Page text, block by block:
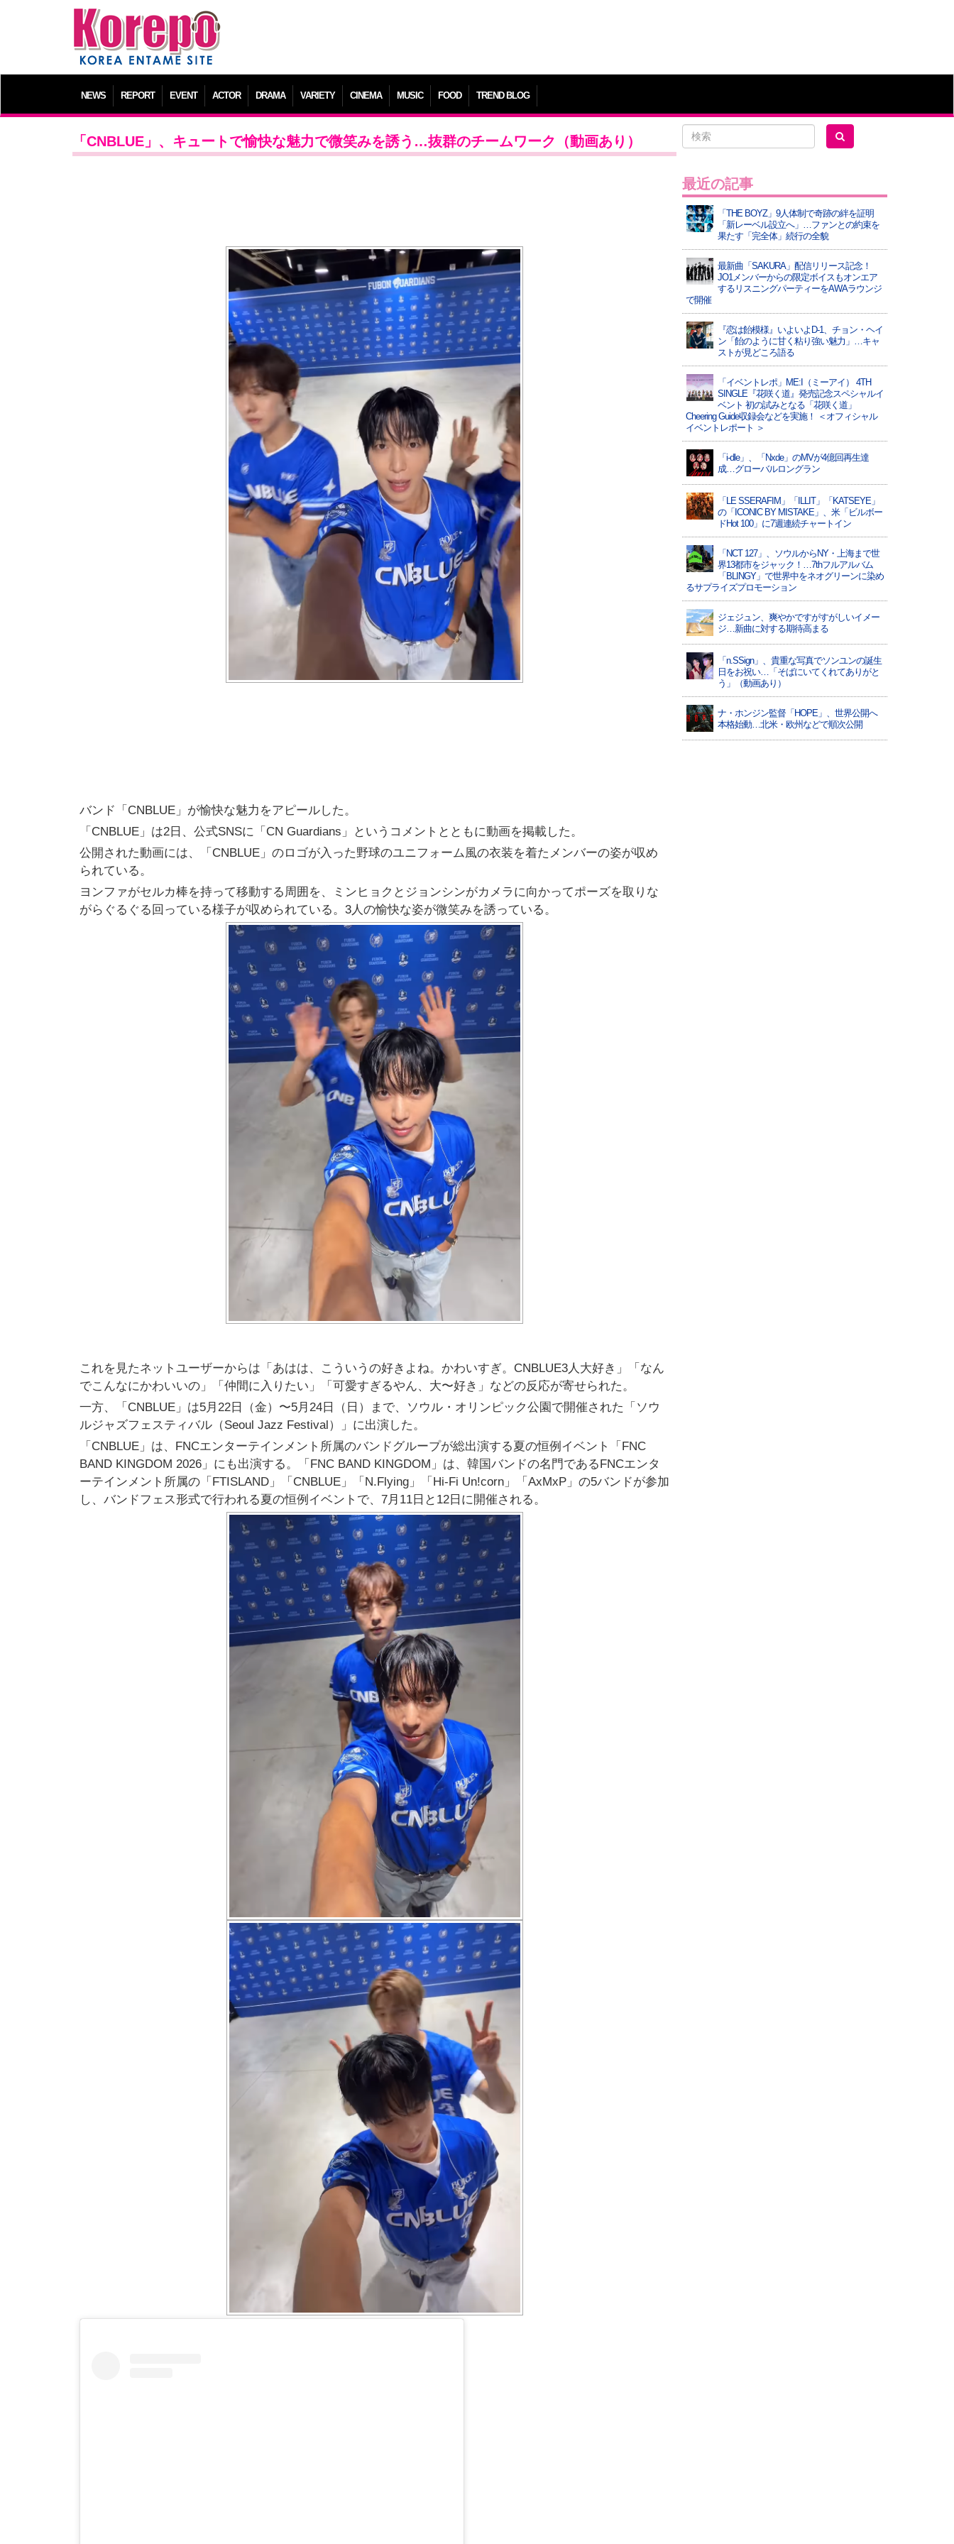
NEWS REPORT EVENT ACTOR DRAMA VARIETY CINEMA MUSIC FOOD TREND BLOG
「CNBLUE」、キュートで愉快な魅力で微笑みを誘う…抜群のチームワーク（動画あり）
バンド「CNBLUE」が愉快な魅力をアピールした。
「CNBLUE」は2日、公式SNSに「CN Guardians」というコメントとともに動画を掲載した。
公開された動画には、「CNBLUE」のロゴが入った野球のユニフォーム風の衣装を着たメンバーの姿が収め
られている。
ヨンファがセルカ棒を持って移動する周囲を、ミンヒョクとジョンシンがカメラに向かってポーズを取りな
がらぐるぐる回っている様子が収められている。3人の愉快な姿が微笑みを誘っている。
これを見たネットユーザーからは「あはは、こういうの好きよね。かわいすぎ。CNBLUE3人大好き」「なん
でこんなにかわいいの」「仲間に入りたい」「可愛すぎるやん、大〜好き」などの反応が寄せられた。
一方、「CNBLUE」は5月22日（金）〜5月24日（日）まで、ソウル・オリンピック公園で開催された「ソウ
ルジャズフェスティバル（Seoul Jazz Festival）」に出演した。
「CNBLUE」は、FNCエンターテインメント所属のバンドグループが総出演する夏の恒例イベント「FNC
BAND KINGDOM 2026」にも出演する。「FNC BAND KINGDOM」は、韓国バンドの名門であるFNCエンタ
ーテインメント所属の「FTISLAND」「CNBLUE」「N.Flying」「Hi-Fi Un!corn」「AxMxP」の5バンドが参加
し、バンドフェス形式で行われる夏の恒例イベントで、7月11日と12日に開催される。
最近の記事
「THE BOYZ」9人体制で奇跡の絆を証明
「新レーベル設立へ」…ファンとの約束を
果たす「完全体」続行の全貌
最新曲「SAKURA」配信リリース記念！
JO1メンバーからの限定ボイスもオンエア
するリスニングパーティーをAWAラウンジ
で開催
『恋は飴模様』いよいよD-1、チョン・ヘイ
ン「飴のように甘く粘り強い魅力」…キャ
ストが見どころ語る
「イベントレポ」ME:I（ミーアイ） 4TH
SINGLE『花咲く道』発売記念スペシャルイ
ベント 初の試みとなる「花咲く道」
Cheering Guide収録会などを実施！ ＜オフィシャル
イベントレポート ＞
「i-dle」、「Nxde」のMVが4億回再生達
成…グローバルロングラン
「LE SSERAFIM」「ILLIT」「KATSEYE」
の「ICONIC BY MISTAKE」、米「ビルボー
ドHot 100」に7週連続チャートイン
「NCT 127」、ソウルからNY・上海まで世
界13都市をジャック！…7thフルアルバム
「BLINGY」で世界中をネオグリーンに染め
るサプライズプロモーション
ジェジュン、爽やかですがすがしいイメー
ジ…新曲に対する期待高まる
「n.SSign」、貴重な写真でソンユンの誕生
日をお祝い…「そばにいてくれてありがと
う」（動画あり）
ナ・ホンジン監督「HOPE」、世界公開へ
本格始動…北米・欧州などで順次公開